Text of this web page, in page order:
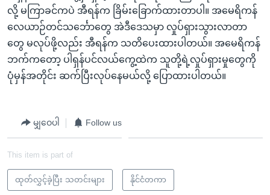
လို့ မကြာခင်ကပဲ အီရန်က ခြိမ်းခြောက်ထားတာပါ။ အမေရိကန်
လေယာဉ်တင်သင်္ဘောတွေ အဲဒီဒေသမှာ လှုပ်ရှားသွားလာတာ
တွေ မလုပ်ဖို့လည်း အီရန်က သတိပေးထားပါတယ်။ အမေရိကန်
ဘက်ကတော့ ပါရှန်ပင်လယ်ကွေ့ထဲက သူတို့ရဲ့လှုပ်ရှားမှုတွေကို
ပုံမှန်အတိုင်း ဆက်ပြီးလုပ်နေမယ်လို့ ပြောထားပါတယ်။
မျှဝေပါ Follow us
This item is part of
ထုတ်လွှင့်ခဲ့ပြီး သတင်းများ နိုင်ငံတကာ